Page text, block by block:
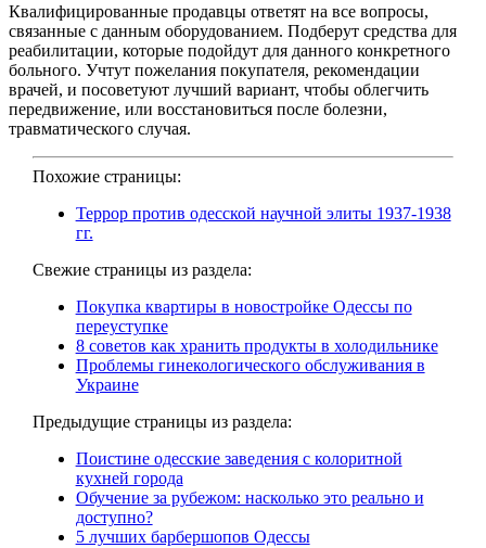
Квалифицированные продавцы ответят на все вопросы,
связанные с данным оборудованием. Подберут средства для
реабилитации, которые подойдут для данного конкретного
больного. Учтут пожелания покупателя, рекомендации
врачей, и посоветуют лучший вариант, чтобы облегчить
передвижение, или восстановиться после болезни,
травматического случая.
Похожие страницы:
Террор против одесской научной элиты 1937-1938
гг.
Свежие страницы из раздела:
Покупка квартиры в новостройке Одессы по
переуступке
8 советов как хранить продукты в холодильнике
Проблемы гинекологического обслуживания в
Украине
Предыдущие страницы из раздела:
Поистине одесские заведения с колоритной
кухней города
Обучение за рубежом: насколько это реально и
доступно?
5 лучших барбершопов Одессы